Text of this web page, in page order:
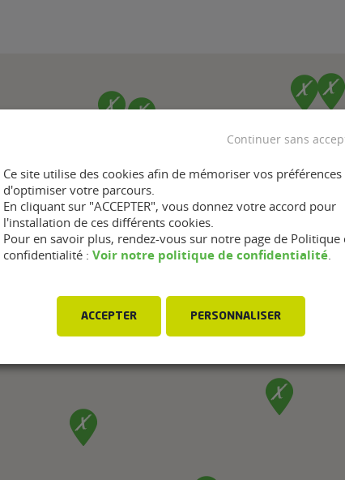
Ce site utilise des cookies afin de mémoriser vos préférences
d'optimiser votre parcours.
En cliquant sur "ACCEPTER", vous donnez votre accord pour
l'installation de ces différents cookies.
Pour en savoir plus, rendez-vous sur notre page de Politique
confidentialité : Voir notre politique de confidentialité
ACCEPTER PERSONNALISER
Continuer sans